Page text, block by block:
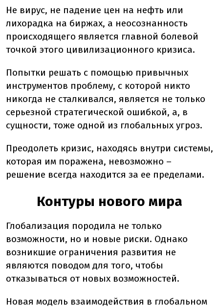
Не вирус, не падение цен на нефть или
лихорадка на биржах, а неосознанность
происходящего является главной болевой
точкой этого цивилизационного кризиса.
Попытки решать с помощью привычных
инструментов проблему, с которой никто
никогда не сталкивался, является не только
серьезной стратегической ошибкой, а, в
сущности, тоже одной из глобальных угроз.
Преодолеть кризис, находясь внутри системы,
которая им поражена, невозможно –
решение всегда находится за ее пределами.
Контуры нового мира
Глобализация породила не только
возможности, но и новые риски. Однако
возникшие ограничения развития не
являются поводом для того, чтобы
отказываться от новых возможностей.
Новая модель взаимодействия в глобальном